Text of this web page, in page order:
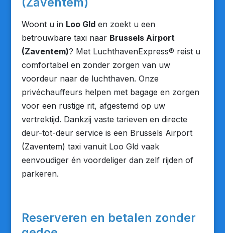
Woont u in Loo Glden zoekt u een
betrouwbare taxi naar Brussels Airport
(Zaventem)? Met LuchthavenExpress® reist u
comfortabel en zonder zorgen van uw
voordeur naar de luchthaven. Onze
privéchauffeurs helpen met bagage en zorgen
voor een rustige rit, afgestemd op uw
vertrektijd. Dankzij vaste tarieven en directe
deur-tot-deur service is een Brussels Airport
(Zaventem) taxi vanuit Loo Gld vaak
eenvoudiger én voordeliger dan zelf rijden of
parkeren.
Reserveren en betalen zonder